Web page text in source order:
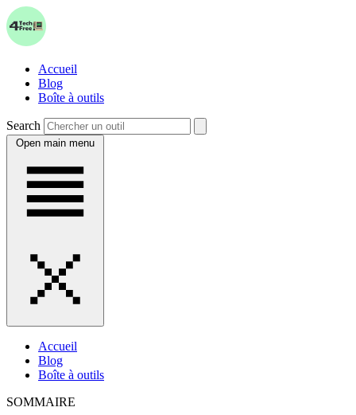
Accueil
Blog
Boîte à outils
Search
Open main menu
Accueil
Blog
Boîte à outils
SOMMAIRE